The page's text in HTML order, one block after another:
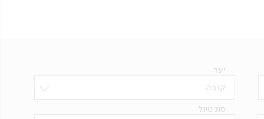
יעד
קובה
סוג טיול